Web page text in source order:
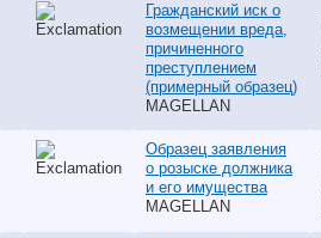
Гражданский иск о
возмещении вреда,
причиненного
преступлением
(примерный образец)
MAGELLAN
Образец заявления
о розыске должника
и его имущества
MAGELLAN